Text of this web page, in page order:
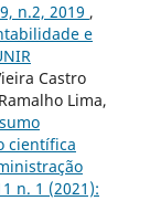
n.2, 2019 ,
e
Castro
Lima,
científica
n. 1 (2021):